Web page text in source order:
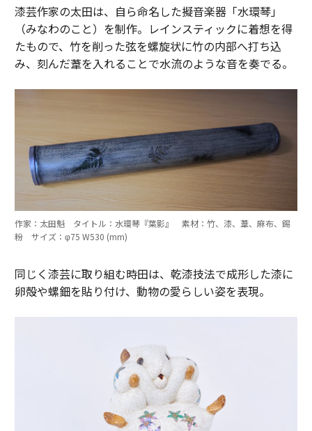
漆芸作家の太田は、自ら命名した擬音楽器「水環琴」
（みなわのこと）を制作。レインスティックに着想を得
たもので、竹を削った弦を螺旋状に竹の内部へ打ち込
み、刻んだ葦を入れることで水流のような音を奏でる。
作家：太田魁 タイトル：水環琴『葉影』 素材：竹、漆、葦、麻布、錫
粉 サイズ：φ75 W530 (mm)
同じく漆芸に取り組む時田は、乾漆技法で成形した漆に
卵殻や螺鈿を貼り付け、動物の愛らしい姿を表現。